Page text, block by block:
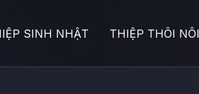
SINH NHẬT THIỆP THÔI NÔI